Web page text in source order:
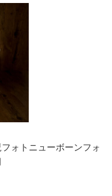
ォトニューボーンフォ